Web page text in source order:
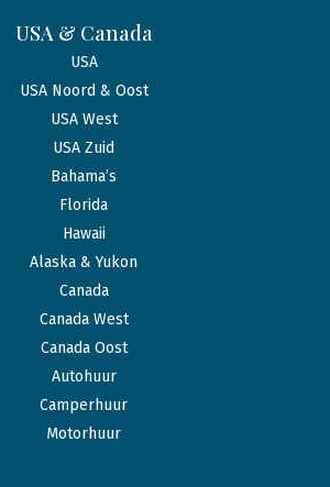
USA & Canada
USA
USA Noord & Oost
USA West
USA Zuid
Bahama’s
Florida
Hawaii
Alaska & Yukon
Canada
Canada West
Canada Oost
Autohuur
Camperhuur
Motorhuur